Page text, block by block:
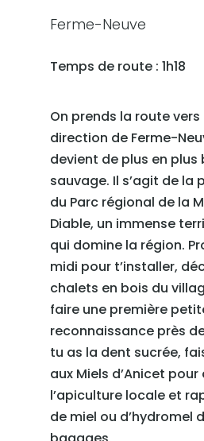
Ferme-Neuve
Temps de route : 1h18
On prends la route vers
direction de Ferme-
devient de plus en plus
sauvage. Il s’agit de la
du Parc régional de la
Diable, un immense
qui domine la région.
midi pour t’installer,
chalets en bois du
faire une première
reconnaissance près
tu as la dent sucrée,
aux Miels d’Anicet
l’apiculture locale et
de miel ou d’hydromel